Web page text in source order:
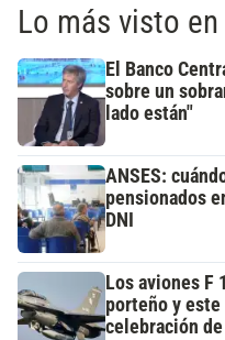
Lo más visto
El Banco
sobre un
lado están"
ANSES:
pensionados
DNI
Los aviones F
porteño y
celebración